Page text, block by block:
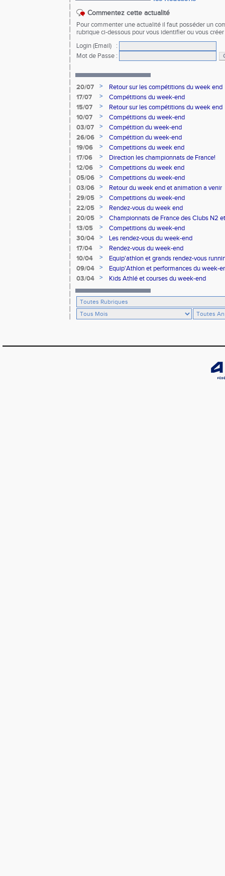
Commentez cette actualité
Pour commenter une actualité il faut posséder un
rubrique ci-dessous pour vous identifier ou vous
Login (Email)
:
Mot de Passe :
20/07 >
Retour sur les compétitions du week end
17/07
>
Compétitions du week-end
15/07
>
Retour sur les compétitions du week end
10/07
>
Compétitions du week-end
03/07
>
Compétition du week-end
26/06
>
Compétition du week-end
19/06
>
Competitions du week end
17/06
>
Direction les championnats de France!
12/06
>
Competitions du week end
05/06
>
Competitions du week-end
03/06
>
Retour du week end et animation a venir
29/05
>
Competitions du week-end
22/05
>
Rendez-vous du week end
20/05
>
Championnats de France des Clubs N2
Honneur à Orange
13/05 >
Competitions du week-end
30/04
>
Les rendez-vous du week-end
17/04
>
Rendez-vous du week-end
10/04
>
Equip'athlon et grands rendez-vous
dans le Vaucluse
09/04 >
Equip'Athlon et performances du week-
03/04
> Kids Athlé et courses du week-end